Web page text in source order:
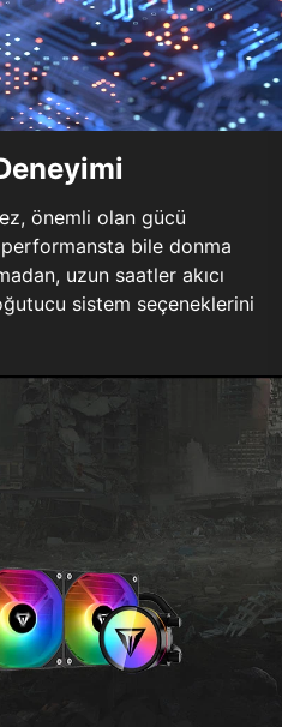
önemli olan gücü
bile donma
uzun saatler akıcı
sistem seçeneklerini